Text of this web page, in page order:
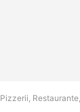
Pizzerii,